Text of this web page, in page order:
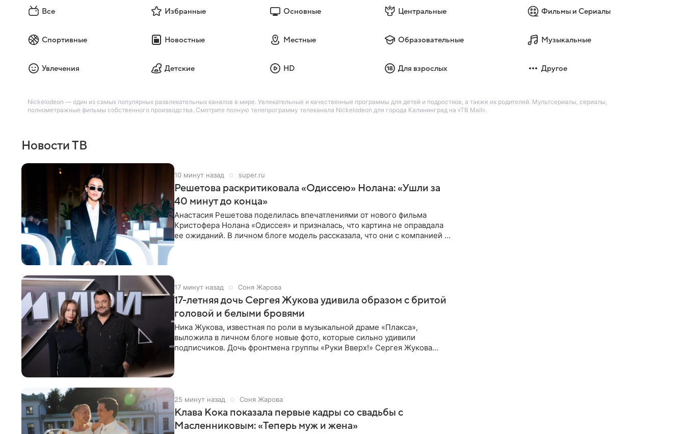
Все Избранные Основные Центральные Фильмы и Сериалы
Спортивные Новостные Местные Образовательные Музыкальные
Увлечения Детские HD Для взрослых Другое
Nickelodeon — один из самых популярных развлекательных каналов в мире. Увлекательные и качественные программы для детей и подростков, а также их родителей. Мультсериалы, сериалы,
полнометражные фильмы собственного производства. Смотрите полную телепрограмму телеканала Nickelodeon для города Калининград на «ТВ Mail».
Новости ТВ
10 минут назад super.ru
Решетова раскритиковала «Одиссею» Нолана: «Ушли за
40 минут до конца»
Анастасия Решетова поделилась впечатлениями от нового фильма
Кристофера Нолана «Одиссея» и призналась, что картина не оправдала
ее ожиданий. В личном блоге модель рассказала, что они с компанией не
17 минут назад Соня Жарова
17-летняя дочь Сергея Жукова удивила образом с бритой
головой и белыми бровями
Ника Жукова, известная по роли в музыкальной драме «Плакса»,
выложила в личном блоге новые фото, которые сильно удивили
подписчиков. Дочь фронтмена группы «Руки Вверх!» Сергея Жукова
25 минут назад Соня Жарова
Клава Кока показала первые кадры со свадьбы с
Масленниковым: «Теперь муж и жена»